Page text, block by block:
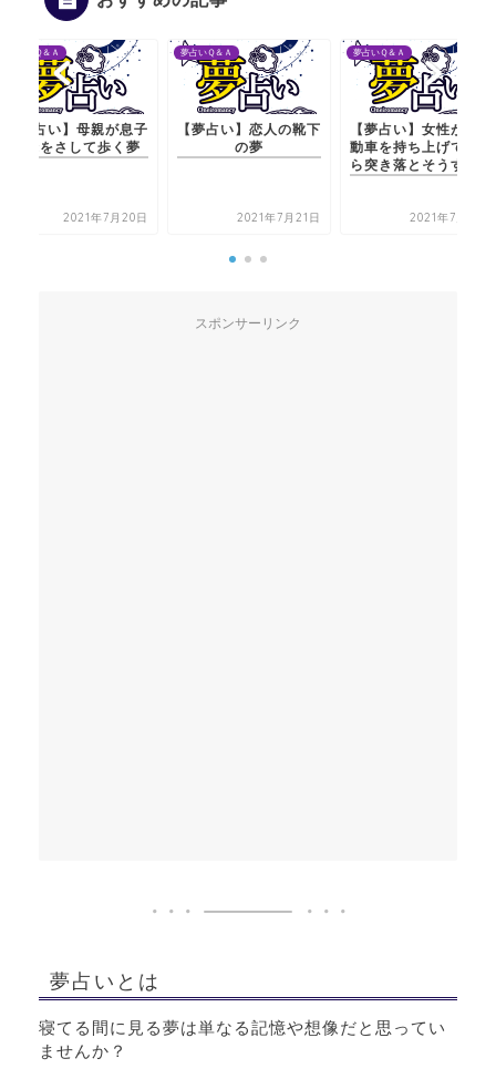
夢占いＱ＆Ａ
【夢占い】母親が息子
と傘をさして歩く夢
2021年7月20日
夢占いＱ＆Ａ
【夢占い】恋人の靴下
の夢
2021年7月21日
夢占いＱ＆Ａ
【夢占い】女性が軽自
動車を持ち上げて窓か
ら突き落とそうする夢
2021年7月21日
スポンサーリンク
夢占いとは
寝てる間に見る夢は単なる記憶や想像だと思ってい
ませんか？